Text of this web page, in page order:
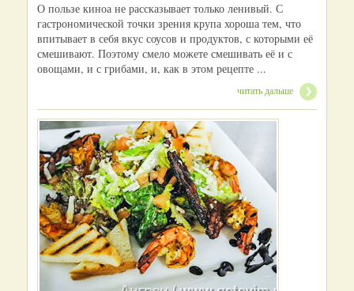
О пользе киноа не рассказывает только ленивый. С
гастрономической точки зрения крупа хороша тем, что
впитывает в себя вкус соусов и продуктов, с которыми её
смешивают. Поэтому смело можете смешивать её и с
овощами, и с грибами, и, как в этом рецепте ...
читать дальше